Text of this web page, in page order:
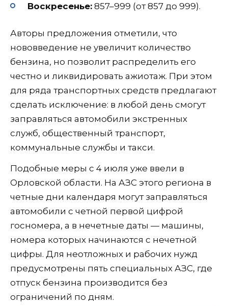
Воскресенье: 857–999 (от 857 до 999).
Авторы предложения отметили, что
нововведение не увеличит количество
бензина, но позволит распределить его
честно и ликвидировать ажиотаж. При этом
для ряда транспортных средств предлагают
сделать исключение: в любой день смогут
заправляться автомобили экстренных
служб, общественный транспорт,
коммунальные службы и такси.
Подобные меры с 4 июля уже ввели в
Орловской области. На АЗС этого региона в
четные дни календаря могут заправляться
автомобили с четной первой цифрой
госномера, а в нечетные даты — машины,
номера которых начинаются с нечетной
цифры. Для неотложных и рабочих нужд
предусмотрены пять специальных АЗС, где
отпуск бензина производится без
ограничений по дням.